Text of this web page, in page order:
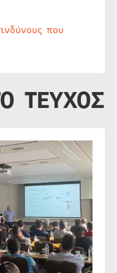
που
ΤΕΥΧΟΣ